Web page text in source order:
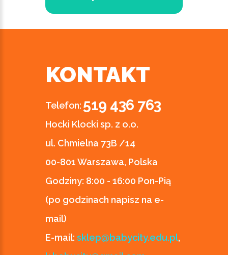
KONTAKT
Telefon: 519 436 763
Hocki Klocki sp. z o.o.
ul. Chmielna 73B /14
00-801 Warszawa, Polska
Godziny: 8:00 - 16:00 Pon-Pią
(po godzinach napisz na e-
mail)
E-mail: sklep@babycity.edu.pl,